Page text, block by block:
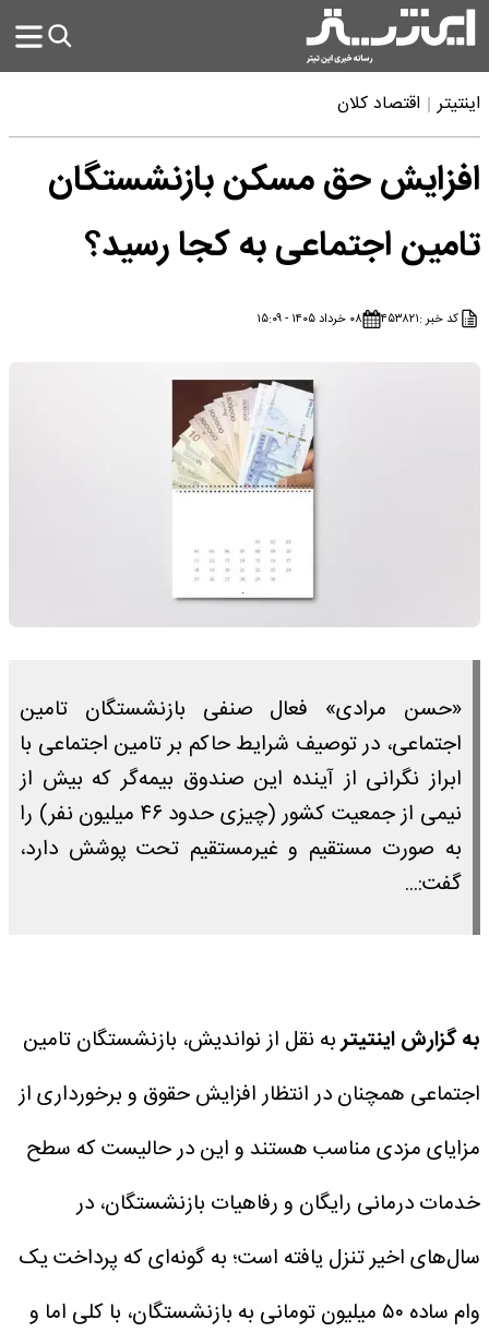
اینتیتر اقتصاد کلان
افزایش حق مسکن بازنشستگان
تامین اجتماعی به کجا رسید؟
کد خبر :۴۵۳۸۲۱ ۰۸ خرداد ۱۴۰۵ - ۱۵:۰۹
«حسن مرادی» فعال صنفی بازنشستگان تامین
اجتماعی، در توصیف شرایط حاکم بر تامین اجتماعی با
ابراز نگرانی از آینده این صندوق بیمه‌گر که بیش از
نیمی از جمعیت کشور (چیزی حدود ۴۶ میلیون نفر) را
به صورت مستقیم و غیرمستقیم تحت پوشش دارد،
گفت:...
به گزارش اینتیتربه نقل از نواندیش، بازنشستگان تامین
اجتماعی همچنان در انتظار افزایش حقوق و برخورداری از
مزایای مزدی مناسب هستند و این در حالیست که سطح
خدمات درمانی رایگان و رفاهیات بازنشستگان، در
سال‌های اخیر تنزل یافته است؛ به گونه‌ای که پرداخت یک
وام ساده ۵۰ میلیون تومانی به بازنشستگان، با کلی اما و